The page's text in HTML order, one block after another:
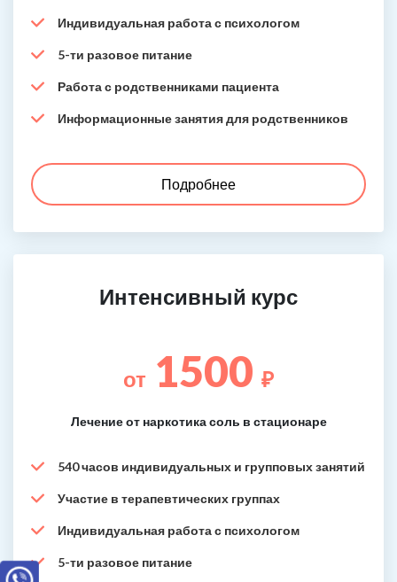
Индивидуальная работа с психологом
5-ти разовое питание
Работа с родственниками пациента
Информационные занятия для родственников
Подробнее
Интенсивный курс
от 1500 ₽
Лечение от наркотика соль в стационаре
540 часов индивидуальных и групповых занятий
Участие в терапевтических группах
Индивидуальная работа с психологом
5-ти разовое питание